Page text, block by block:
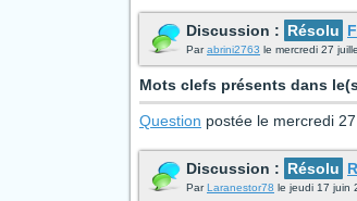
Discussion : Résolu
Parabrini2763 le mercredi 27
Mots clefs présents dans
Question postée le mercredi
Discussion : Résolu
ParLaranestor78 le jeudi 17 juin